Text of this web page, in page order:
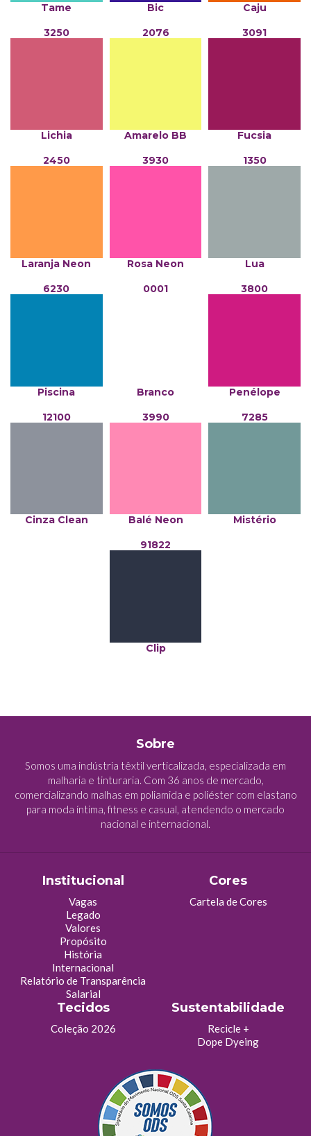
Tame Bic
Caju
3250
Lichia
2076
Amarelo BB
3091
Fucsia
2450
Laranja Neon
3930
Rosa Neon
1350
Lua
6230
Piscina
0001
Branco
3800
Penélope
12100
Cinza Clean
3990
Balé Neon
7285
Mistério
91822
Clip
Sobre
Somos uma indústria têxtil verticalizada, especializada em
malharia e tinturaria. Com 36 anos de mercado,
comercializando malhas em poliamida e poliéster com elastano
para moda íntima, fitness e casual, atendendo o mercado
nacional e internacional.
Institucional
Vagas
Legado
Valores
Propósito
História
Internacional
Relatório de Transparência
Salarial
Tecidos
Coleção 2026
Cores
Cartela de Cores
Sustentabilidade
Recicle +
Dope Dyeing